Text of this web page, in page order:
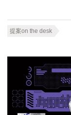
提案on the desk